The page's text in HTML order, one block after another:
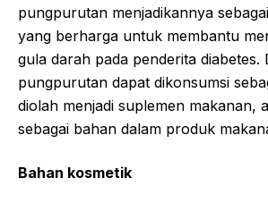
pungpurutan menjadikannya
yang berharga untuk membantu
gula darah pada penderita diabetes.
pungpurutan dapat dikonsumsi
diolah menjadi suplemen makanan,
sebagai bahan dalam produk
Bahan kosmetik